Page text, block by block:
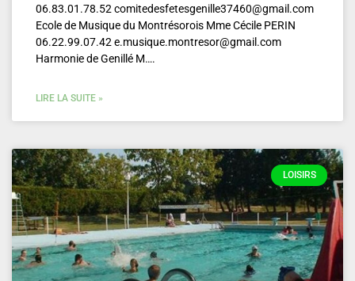
06.83.01.78.52 comitedesfetesgenille37460@gmail.com
Ecole de Musique du Montrésorois Mme Cécile PERIN
06.22.99.07.42 e.musique.montresor@gmail.com
Harmonie de Genillé M….
LIRE LA SUITE »
LOISIRS